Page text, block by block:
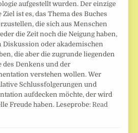
aufgestellt wurden. Der einzige
ist es, das Thema des Buches
die sich aus Menschen
die Zeit noch die Neigung haben,
Diskussion oder akademischen
die aber die zugrunde liegenden
des Denkens und der
verstehen wollen. Wer
Schlussfolgerungen und
aufdecken möchte, der wird
Freude haben. Leseprobe:Read